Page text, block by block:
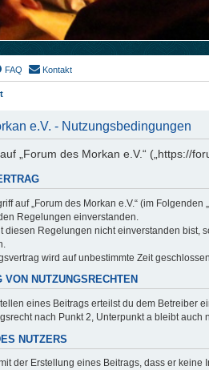
FAQ Kontakt
e.V. - Nutzungsbedingungen
„Forum des Morkan e.V.“ („https://
auf „Forum des Morkan e.V.“ (im
Regelungen einverstanden.
diesen Regelungen nicht einverstanden bist,
wird auf unbestimmte Zeit
VON NUTZUNGSRECHTEN
eines Beitrags erteilst du dem Betreiber
nach Punkt 2, Unterpunkt a bleibt
NUTZERS
der Erstellung eines Beitrags, dass er